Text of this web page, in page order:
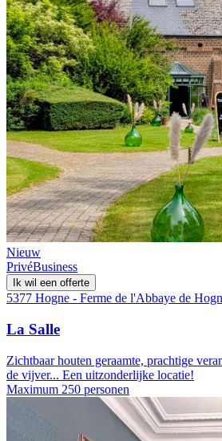
Nieuw
PrivéBusiness
Ik wil een offerte
5377 Hogne - Ferme de l'Abbaye de
La Salle
Zichtbaar houten geraamte, prachtige
de vijver... Een uitzonderlijke locatie!
Maximum 250 personen